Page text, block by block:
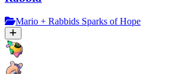
Mario + Rabbids Sparks of Hope